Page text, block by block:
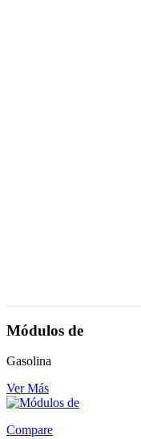
Módulos de
Gasolina
Ver Más
Compare